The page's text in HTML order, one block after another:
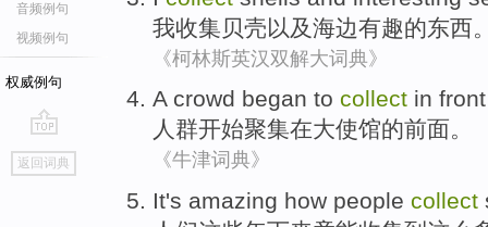
音频例句
视频例句
权威例句
go
top
返回词典
我收集贝壳 以及海边有趣的东西
《柯林斯英汉双解大词典》
A crowd began to collect in front
人群开始聚集在大使馆的前面。
《牛津词典》
It's amazing how people collect